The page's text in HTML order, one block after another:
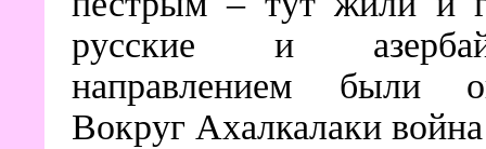
русские и
направлением были
Вокруг Ахалкалаки война